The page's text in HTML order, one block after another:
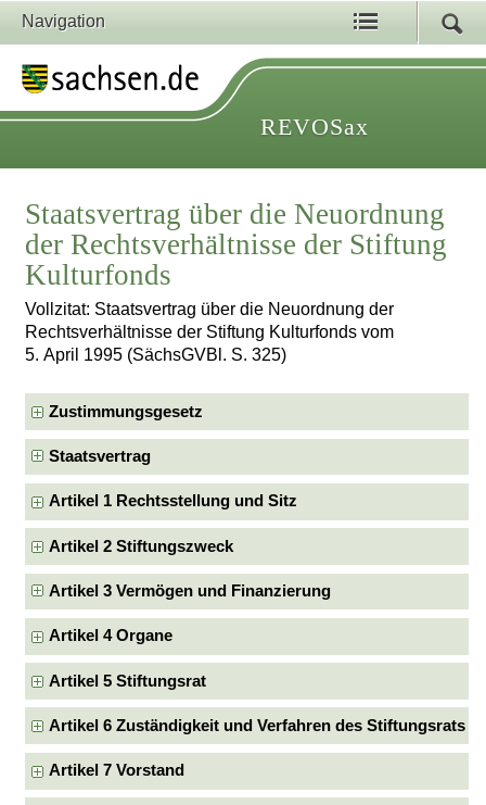
Navigation
REVOSax
Staatsvertrag über die Neuordnung
der Rechtsverhältnisse der Stiftung
Kulturfonds
Vollzitat: Staatsvertrag über die Neuordnung der
Rechtsverhältnisse der Stiftung Kulturfonds vom
5. April 1995 (SächsGVBl. S. 325)
Zustimmungsgesetz
Staatsvertrag
Artikel 1 Rechtsstellung und Sitz
Artikel 2 Stiftungszweck
Artikel 3 Vermögen und Finanzierung
Artikel 4 Organe
Artikel 5 Stiftungsrat
Artikel 6 Zuständigkeit und Verfahren des Stiftungsrats
Artikel 7 Vorstand